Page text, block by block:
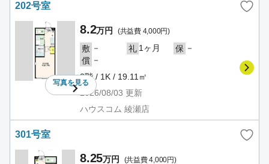
202号室
写真を見る
8.2万円 (共益費 4,000円)
敷 － 礼 1ヶ月 保 －
償 －
2階 / 1K / 19.11㎡
2026/08/03 更新
ハウスコム 綾瀬店
301号室
8.25万円 (共益費 4,000円)